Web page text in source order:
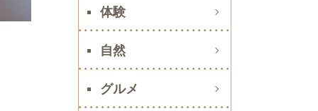
体験
自然
グルメ